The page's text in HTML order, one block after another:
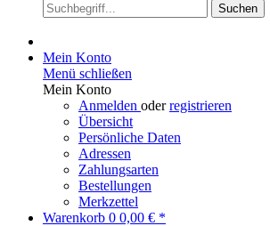
Suchen
Mein Konto
Menü schließen
Mein Konto
Anmelden oderregistrieren
Übersicht
Persönliche Daten
Adressen
Zahlungsarten
Bestellungen
Merkzettel
Warenkorb 0 0,00 € *